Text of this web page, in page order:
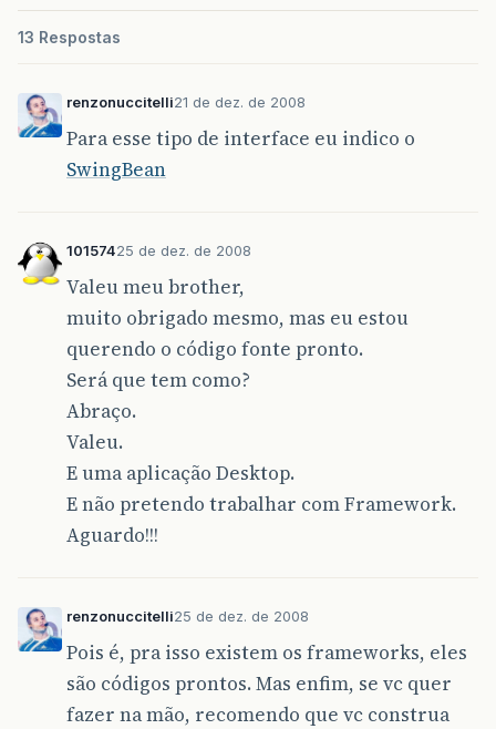
13 Respostas
renzonuccitelli21 de dez. de 2008
Para esse tipo de interface eu indico o
SwingBean
10157425 de dez. de 2008
Valeu meu brother,
muito obrigado mesmo, mas eu estou
querendo o código fonte pronto.
Será que tem como?
Abraço.
Valeu.
E uma aplicação Desktop.
E não pretendo trabalhar com Framework.
Aguardo!!!
renzonuccitelli25 de dez. de 2008
Pois é, pra isso existem os frameworks, eles
são códigos prontos. Mas enfim, se vc quer
fazer na mão, recomendo que vc construa